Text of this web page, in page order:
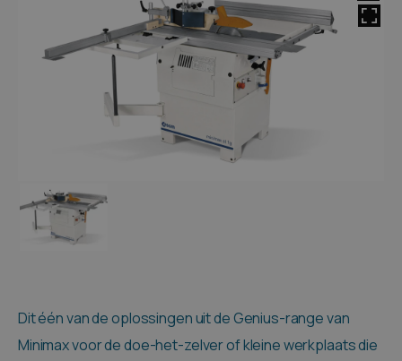
Dit één van de oplossingen uit de Genius-range van
Minimax voor de doe-het-zelver of kleine werkplaats die